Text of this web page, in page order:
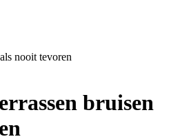
nooit tevoren
bruisen